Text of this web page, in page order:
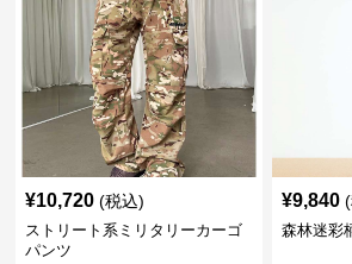
¥10,720 (税込)
ストリート系ミリタリーカーゴ
パンツ
¥9,840
森林迷彩